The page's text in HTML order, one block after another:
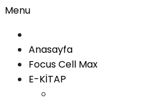
Menu
Anasayfa
Focus Cell Max
E-KİTAP